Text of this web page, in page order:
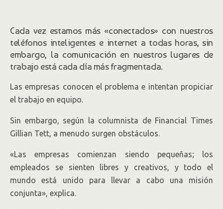
Cada vez estamos más «conectados» con nuestros
teléfonos inteligentes e internet a todas horas, sin
embargo, la comunicación en nuestros lugares de
trabajo está cada día más fragmentada.
Las empresas conocen el problema e intentan propiciar
el trabajo en equipo.
Sin embargo, según la columnista de Financial Times
Gillian Tett, a menudo surgen obstáculos.
«Las empresas comienzan siendo pequeñas; los
empleados se sienten libres y creativos, y todo el
mundo está unido para llevar a cabo una misión
conjunta», explica.